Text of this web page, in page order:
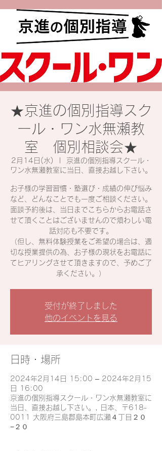
★京進の個別指導スク
ール・ワン水無瀬教
室 個別相談会★
2月14日(水)
京進の個別指導スクール・
ワン水無瀬教室に当日、直接お越し下さい。
お子様の学習習慣・塾選び・成績の伸び悩み
など、どんなことでも一度ご相談ください。
面談予約後は、当日までこちらからお電話さ
せて頂くことはございませんので煩わしい電
話対応も不要です。
（但し、無料体験授業をご希望の場合は、適
切な授業提供の為、お子様の現状をお電話に
てヒアリングさせて頂きますので、予めご了
承ください。）
受付が終了しました
他のイベントを見る
日時・場所
2024年2月14日 15:00 – 2024年2月15
日 16:00
京進の個別指導スクール・ワン水無瀬教室に
当日、直接お越し下さい。, 日本、〒618-
0011 大阪府三島郡島本町広瀬４丁目２０
−２０